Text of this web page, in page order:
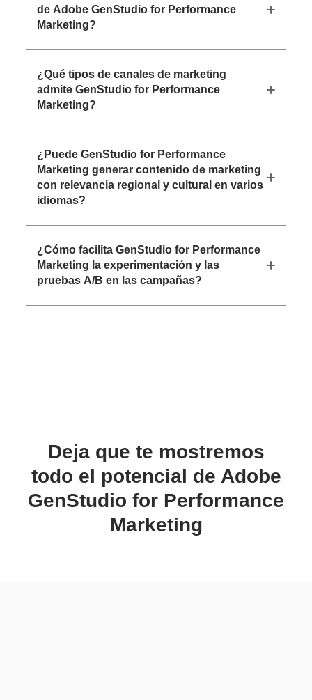
de Adobe GenStudio for Performance
Marketing?
¿Qué tipos de canales de marketing
admite GenStudio for Performance
Marketing?
¿Puede GenStudio for Performance
Marketing generar contenido de marketing
con relevancia regional y cultural en varios
idiomas?
¿Cómo facilita GenStudio for Performance
Marketing la experimentación y las
pruebas A/B en las campañas?
Deja que te mostremos
todo el potencial de Adobe
GenStudio for Performance
Marketing